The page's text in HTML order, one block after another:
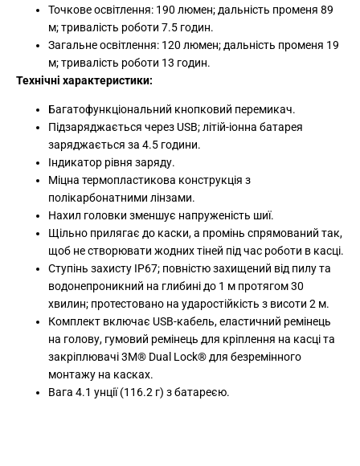
Точкове освітлення: 190 люмен; дальність променя 89
м; тривалість роботи 7.5 годин.
Загальне освітлення: 120 люмен; дальність променя 19
м; тривалість роботи 13 годин.
Технічні характеристики:
Багатофункціональний кнопковий перемикач.
Підзаряджається через USB; літій-іонна батарея
заряджається за 4.5 години.
Індикатор рівня заряду.
Міцна термопластикова конструкція з
полікарбонатними лінзами.
Нахил головки зменшує напруженість шиї.
Щільно прилягає до каски, а промінь спрямований так,
щоб не створювати жодних тіней під час роботи в касці.
Ступінь захисту IP67; повністю захищений від пилу та
водонепроникний на глибині до 1 м протягом 30
хвилин; протестовано на ударостійкість з висоти 2 м.
Комплект включає USB-кабель, еластичний ремінець
на голову, гумовий ремінець для кріплення на касці та
закріплювачі 3M® Dual Lock® для безремінного
монтажу на касках.
Вага 4.1 унції (116.2 г) з батареєю.